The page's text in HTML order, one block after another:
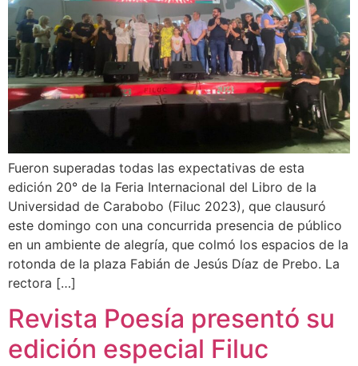
Fueron superadas todas las expectativas de esta
edición 20° de la Feria Internacional del Libro de la
Universidad de Carabobo (Filuc 2023), que clausuró
este domingo con una concurrida presencia de público
en un ambiente de alegría, que colmó los espacios de la
rotonda de la plaza Fabián de Jesús Díaz de Prebo. La
rectora […]
Revista Poesía presentó su
edición especial Filuc